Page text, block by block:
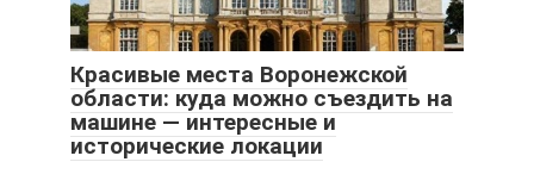
Красивые места Воронежской
области: куда можно съездить на
машине — интересные и
исторические локации